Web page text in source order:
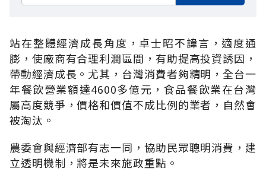
站在整體經濟成長角度，卓士昭不諱言，適度通
膨，使廠商有合理利潤區間，有助提高投資誘因，
帶動經濟成長。尤其，台灣消費者夠精明，全台一
年餐飲營業額達4600多億元，食品餐飲業在台灣
屬高度競爭，價格和價值不成比例的業者，自然會
被淘汰。
農委會與經濟部有志一同，協助民眾聰明消費，建
立透明機制，將是未來施政重點。